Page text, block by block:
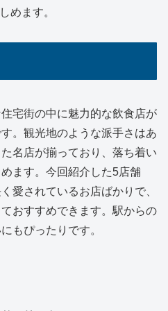
めます。
宅街の中に魅力的な飲食店が
。観光地のような派手さはあ
名店が揃っており、落ち着い
ます。今回紹介した5店舗
愛されているお店ばかりで、
おすすめできます。駅からの
もぴったりです。